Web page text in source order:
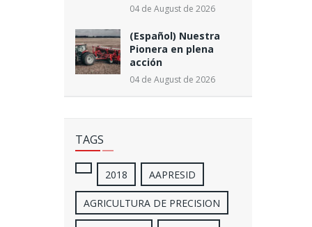
04 de August de 2026
(Español) Nuestra
Pionera en plena
acción
04 de August de 2026
TAGS
2018 AAPRESID
AGRICULTURA DE PRECISION